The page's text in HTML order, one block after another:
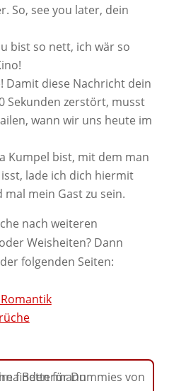
So, see you later, dein
bist so nett, ich wär so
Damit diese Nachricht dein
Sekunden zerstört, musst
wann wir uns heute im
Kumpel bist, mit dem man
lade ich dich hiermit
mal mein Gast zu sein.
nach weiteren
Weisheiten? Dann
folgenden Seiten: